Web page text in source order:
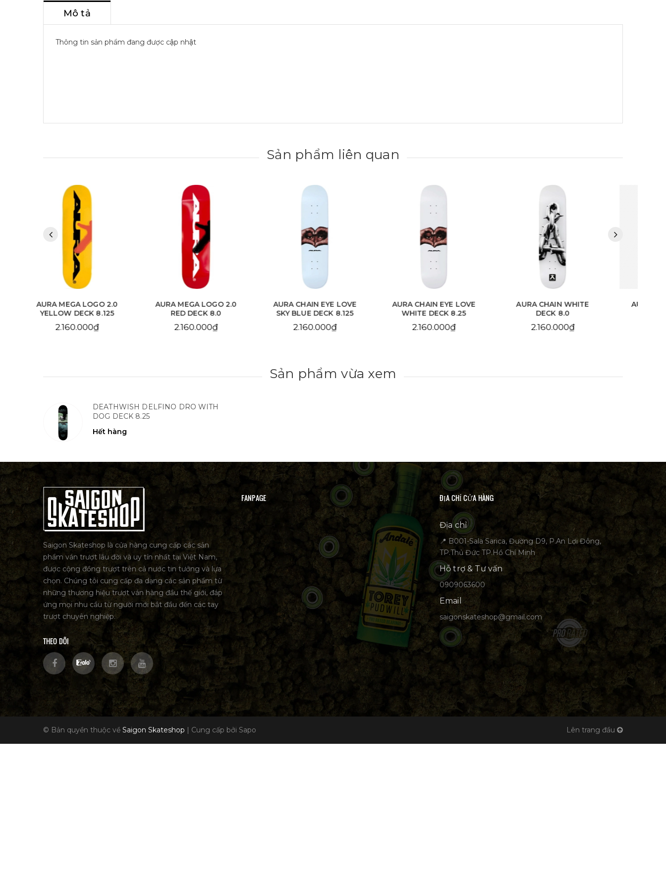
Mô tả
Thông tin sản phẩm đang được cập nhật
Sản phẩm liên quan
AURA MEGA LOGO 2.0
RED DECK 8.0
2.160.000₫
AURA CHAIN EYE LOVE
SKY BLUE DECK 8.125
2.160.000₫
AURA CHAIN EYE LOVE
WHITE DECK 8.25
2.160.000₫
AURA CHAIN WHITE
DECK 8.0
2.160.000₫
AURA CHAIN YELLOW
DECK 8.25
2.160.000₫
Sản phẩm vừa xem
DEATHWISH DELFINO DRO WITH
DOG DECK 8.25
Hết hàng
Saigon Skateshop là cửa hàng cung cấp các sản
phẩm ván trượt lâu đời và uy tín nhất tại Việt Nam,
được cộng đồng trượt trên cả nước tin tưởng và lựa
chọn. Chúng tôi cung cấp đa dạng các sản phẩm từ
những thương hiệu trượt ván hàng đầu thế giới, đáp
ứng mọi nhu cầu từ người mới bắt đầu đến các tay
trượt chuyên nghiệp.
THEO DÕI
FANPAGE ĐỊA CHỈ CỬA HÀNG
Địa chỉ
📍 B001-Sala Sarica, Đường D9, P.An Lợi Đông,
TP.Thủ Đức TP.Hồ Chí Minh
Hỗ trợ & Tư vấn
0909063600
Email
saigonskateshop@gmail.com
© Bản quyền thuộc về Saigon Skateshop | Cung cấp bởi Sapo Lên trang đầu